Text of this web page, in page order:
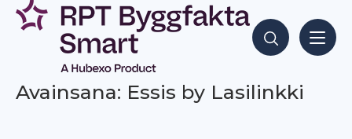
Siirry
sisältöön
Hae sisältöjä
Avainsana: Essis by Lasilinkki